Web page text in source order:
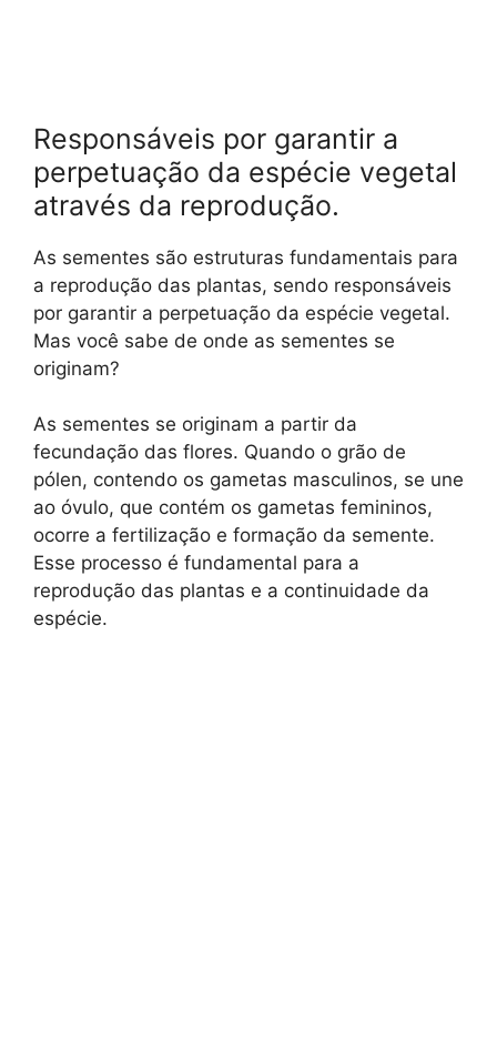
Responsáveis por garantir a
perpetuação da espécie vegetal
através da reprodução.
As sementes são estruturas fundamentais para
a reprodução das plantas, sendo responsáveis
por garantir a perpetuação da espécie vegetal.
Mas você sabe de onde as sementes se
originam?
As sementes se originam a partir da
fecundação das flores. Quando o grão de
pólen, contendo os gametas masculinos, se une
ao óvulo, que contém os gametas femininos,
ocorre a fertilização e formação da semente.
Esse processo é fundamental para a
reprodução das plantas e a continuidade da
espécie.